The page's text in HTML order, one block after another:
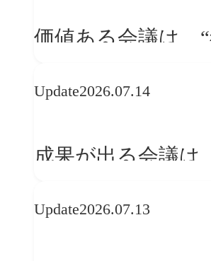
価値ある会議は、
場”である
Update2026.07.14
成果が出る会議は
Update2026.07.13